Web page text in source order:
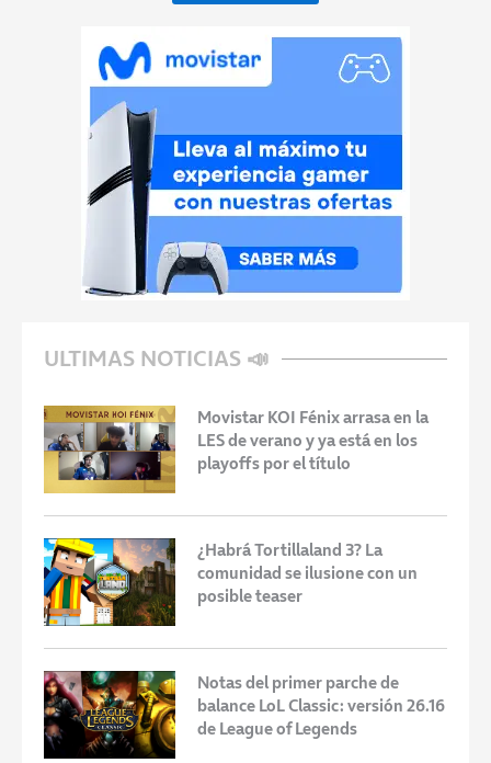
ULTIMAS NOTICIAS 📣
Movistar KOI Fénix arrasa en la
LES de verano y ya está en los
playoffs por el título
¿Habrá Tortillaland 3? La
comunidad se ilusione con un
posible teaser
Notas del primer parche de
balance LoL Classic: versión 26.16
de League of Legends